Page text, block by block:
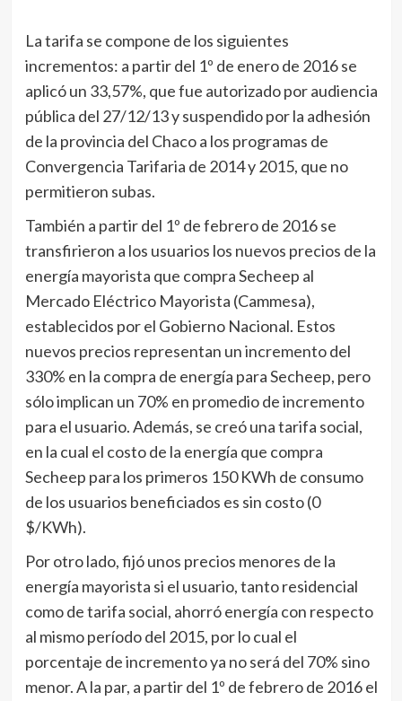
La tarifa se compone de los siguientes
incrementos: a partir del 1º de enero de 2016 se
aplicó un 33,57%, que fue autorizado por audiencia
pública del 27/12/13 y suspendido por la adhesión
de la provincia del Chaco a los programas de
Convergencia Tarifaria de 2014 y 2015, que no
permitieron subas.
También a partir del 1º de febrero de 2016 se
transfirieron a los usuarios los nuevos precios de la
energía mayorista que compra Secheep al
Mercado Eléctrico Mayorista (Cammesa),
establecidos por el Gobierno Nacional. Estos
nuevos precios representan un incremento del
330% en la compra de energía para Secheep, pero
sólo implican un 70% en promedio de incremento
para el usuario. Además, se creó una tarifa social,
en la cual el costo de la energía que compra
Secheep para los primeros 150 KWh de consumo
de los usuarios beneficiados es sin costo (0
$/KWh).
Por otro lado, fijó unos precios menores de la
energía mayorista si el usuario, tanto residencial
como de tarifa social, ahorró energía con respecto
al mismo período del 2015, por lo cual el
porcentaje de incremento ya no será del 70% sino
menor. A la par, a partir del 1º de febrero de 2016 el